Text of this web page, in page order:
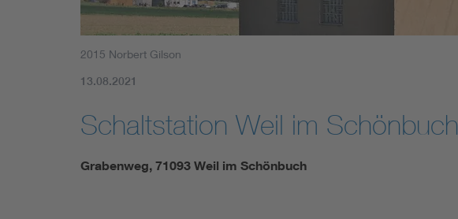
2015 Norbert Gilson
13.08.2021
Schaltstation Weil im Schönbuch
Grabenweg, 71093 Weil im Schönbuch